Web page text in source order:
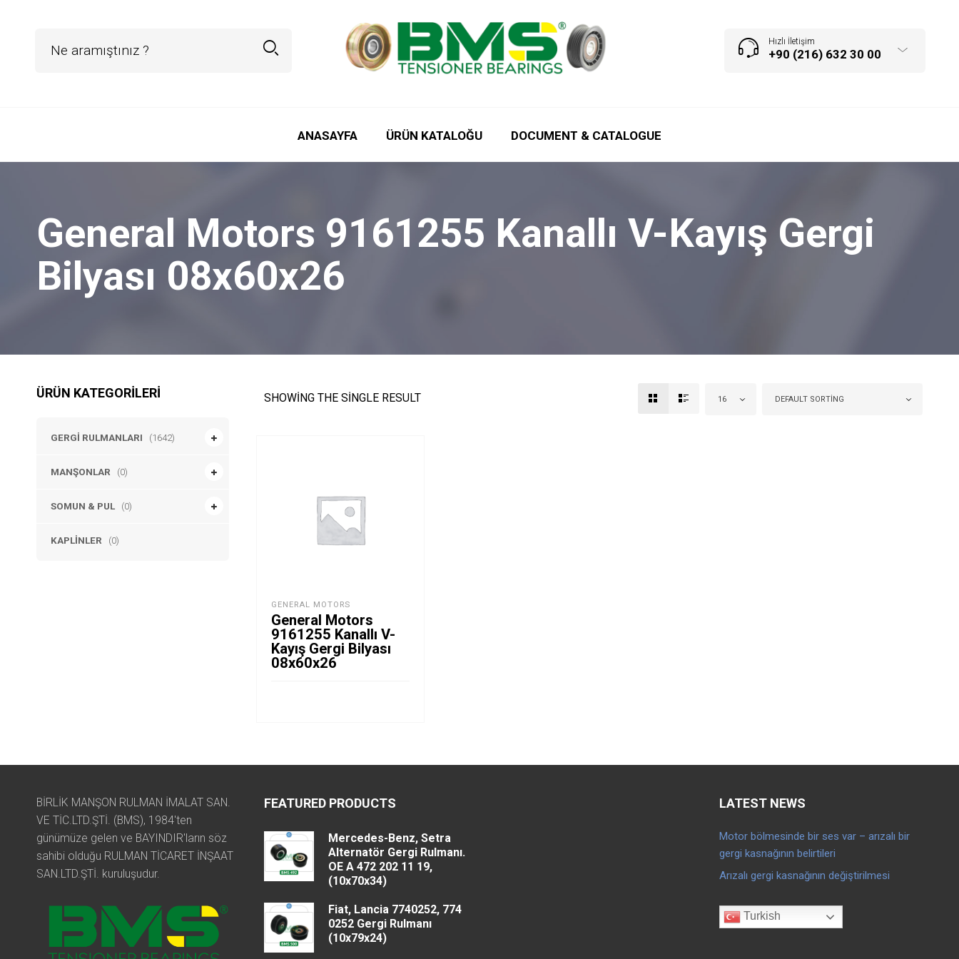
Hızlı İletişim
+90 (216) 632 30 00
ANASAYFA ÜRÜN KATALOĞU DOCUMENT & CATALOGUE
General Motors 9161255 Kanallı V-Kayış Gergi
Bilyası 08x60x26
ÜRÜN KATEGORILERI
GERGI RULMANLARI (1642)
MANŞONLAR (0)
SOMUN & PUL (0)
KAPLINLER (0)
SHOWING THE SINGLE RESULT 16 DEFAULT SORTING
GENERAL MOTORS
General Motors
9161255 Kanallı V-
Kayış Gergi Bilyası
08x60x26
BİRLİK MANŞON RULMAN İMALAT SAN.
VE TİC.LTD.ŞTİ. (BMS), 1984'ten
günümüze gelen ve BAYINDIR'ların söz
sahibi olduğu RULMAN TİCARET İNŞAAT
SAN.LTD.ŞTİ. kuruluşudur.
FEATURED PRODUCTS
Mercedes-Benz, Setra
Alternatör Gergi Rulmanı.
OE A 472 202 11 19,
(10x70x34)
Fiat, Lancia 7740252, 774
0252 Gergi Rulmanı
(10x79x24)
LATEST NEWS
Motor bölmesinde bir ses var – arızalı bir
gergi kasnağının belirtileri
Arızalı gergi kasnağının değiştirilmesi
Turkish